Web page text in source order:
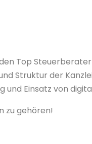
Top
Struktur der
Einsatz von
zu gehören!